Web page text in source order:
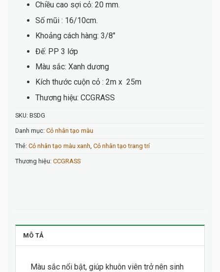
Chiều cao sợi cỏ: 20 mm.
Số mũi : 16/10cm.
Khoảng cách hàng: 3/8″
Đế: PP 3 lớp
Màu sắc: Xanh dương
Kích thước cuộn cỏ : 2m x 25m
Thương hiệu: CCGRASS
SKU: BSDG
Danh mục: Cỏ nhân tạo màu
Thẻ: Cỏ nhân tạo màu xanh Cỏ nhân tạo trang trí
Thương hiệu: CCGRASS
MÔ TẢ
Màu sắc nổi bật, giúp khuôn viên trở nên sinh